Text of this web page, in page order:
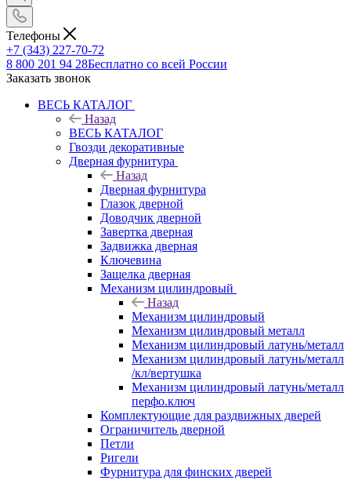
Телефоны
+7 (343) 227-70-72
8 800 201 94 28Бесплатно со всей России
Заказать звонок
ВЕСЬ КАТАЛОГ
Назад
ВЕСЬ КАТАЛОГ
Гвозди декоративные
Дверная фурнитура
Назад
Дверная фурнитура
Глазок дверной
Доводчик дверной
Завертка дверная
Задвижка дверная
Ключевина
Защелка дверная
Механизм цилиндровый
Назад
Механизм цилиндровый
Механизм цилиндровый металл
Механизм цилиндровый латунь/металл
Механизм цилиндровый латунь/металл
/кл/вертушка
Механизм цилиндровый латунь/металл
перфо.ключ
Комплектующие для раздвижных дверей
Ограничитель дверной
Петли
Ригели
Фурнитура для финских дверей